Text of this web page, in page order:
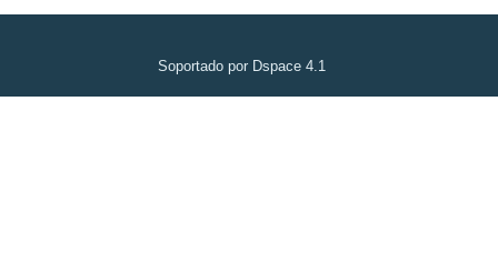
Soportado por Dspace 4.1